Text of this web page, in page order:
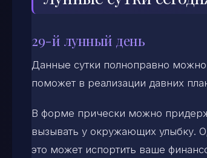
29-й лунный день
Данные сутки полноправно
поможет в реализации давних
В форме прически можно
вызывать у окружающих улыбку.
это может испортить ваше